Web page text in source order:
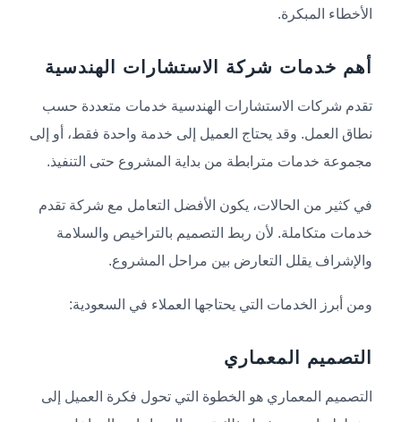
الأخطاء المبكرة.
أهم خدمات شركة الاستشارات الهندسية
تقدم شركات الاستشارات الهندسية خدمات متعددة حسب
نطاق العمل. وقد يحتاج العميل إلى خدمة واحدة فقط، أو إلى
مجموعة خدمات مترابطة من بداية المشروع حتى التنفيذ.
في كثير من الحالات، يكون الأفضل التعامل مع شركة تقدم
خدمات متكاملة. لأن ربط التصميم بالتراخيص والسلامة
والإشراف يقلل التعارض بين مراحل المشروع.
ومن أبرز الخدمات التي يحتاجها العملاء في السعودية:
التصميم المعماري
التصميم المعماري هو الخطوة التي تحول فكرة العميل إلى